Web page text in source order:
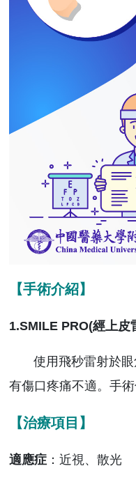
【手術介紹】
1.SMILE PRO(經上皮
使用飛秒雷射於眼
有傷口疼痛不適。手
【治療項目】
適應症：近視、散光